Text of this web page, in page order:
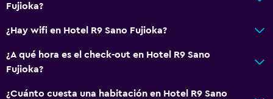
Fujioka?
¿Hay wifi en Hotel R9 Sano Fujioka?
¿A qué hora es el check-out en Hotel R9 Sano
Fujioka?
¿Cuánto cuesta una habitación en Hotel R9 Sano